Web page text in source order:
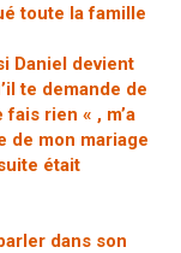
toute la famille
Daniel devient
te demande de
rien « , m’a
de mon mariage
était
dans son